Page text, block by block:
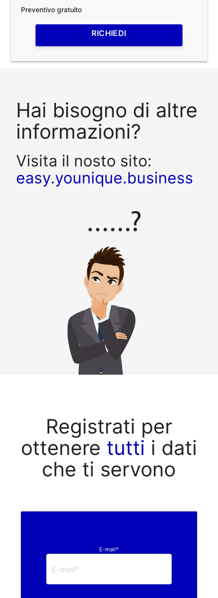
Preventivo gratuito
RICHIEDI
Hai bisogno di altre
informazioni?
Visita il nosto sito:
easy.younique.business
Registrati per
ottenere tutti i dati
che ti servono
E-mail*